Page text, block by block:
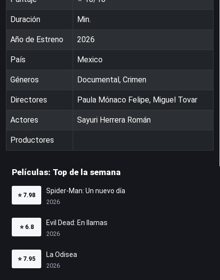
Duración Min.
Año de Estreno 2026
País Mexico
Géneros Documental, Crimen
Directores Paula Mónaco Felipe, Miguel Tovar
Actores Sayuri Herrera Román
Productores
Películas: Top de la semana
⭐ 7.98
Spider-Man: Un nuevo día
2026
⭐ 6.8
Evil Dead: En llamas
2026
⭐ 7.95
La Odisea
2026